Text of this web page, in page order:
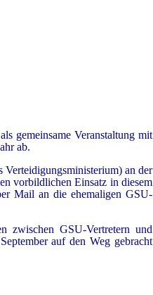
gemeinsame Veranstaltung mit
ab.
Verteidigungsministerium) an der
vorbildlichen Einsatz in diesem
Mail an die ehemaligen GSU-
zwischen GSU-Vertretern und
auf den Weg gebracht